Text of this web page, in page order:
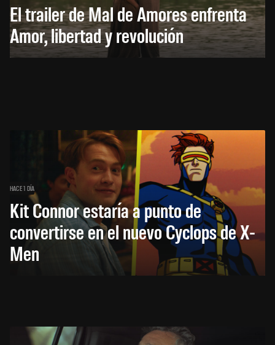
El trailer de Mal de Amores enfrenta
Amor, libertad y revolución
HACE 1 DÍA
Kit Connor estaría a punto de
convertirse en el nuevo Cyclops de X-
Men